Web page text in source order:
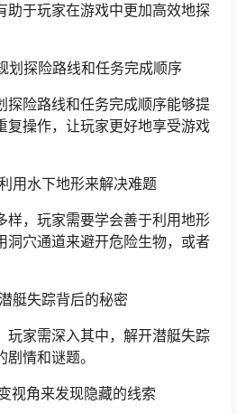
助于玩家在游戏中更加高效地探
划探险路线和任务完成顺序
探险路线和任务完成顺序能够提
复操作，让玩家更好地享受游戏
用水下地形来解决难题
样，玩家需要学会善于利用地形
洞穴通道来避开危险生物，或者
艇失踪背后的秘密
玩家需深入其中，解开潜艇失踪
情和谜题。
视角来发现隐藏的线索